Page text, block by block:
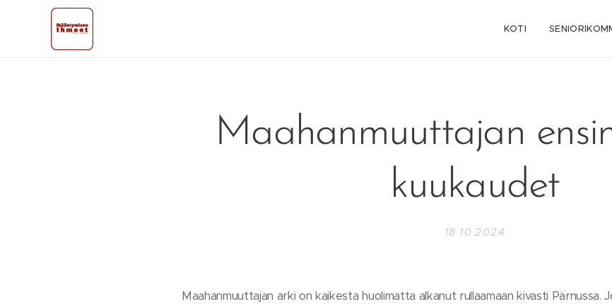
KOTI
Maahanmuuttajan
kuukaudet
18.10.2024
Maahanmuuttajan arki on kaikesta huolimatta alkanut rullaamaan kivasti Pärnussa.